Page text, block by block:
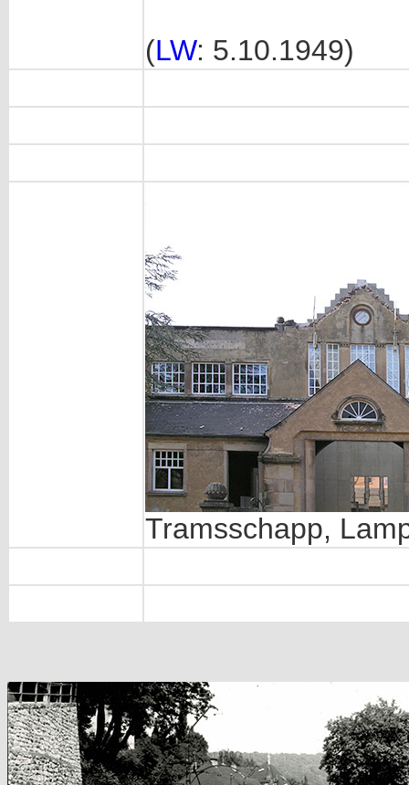
(LW: 5.10.1949)
Tramsschapp,